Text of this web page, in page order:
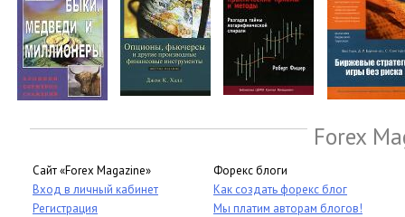
Forex
Сайт «Forex Magazine»
Вход в личный кабинет
Регистрация
Форекс блоги
Как создать форекс блог
Мы платим авторам блогов!